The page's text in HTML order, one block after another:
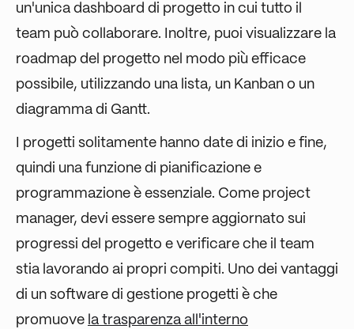
un'unica dashboard di progetto in cui tutto il
team può collaborare. Inoltre, puoi visualizzare la
roadmap del progetto nel modo più efficace
possibile, utilizzando una lista, un Kanban o un
diagramma di Gantt.
I progetti solitamente hanno date di inizio e fine,
quindi una funzione di pianificazione e
programmazione è essenziale. Come project
manager, devi essere sempre aggiornato sui
progressi del progetto e verificare che il team
stia lavorando ai propri compiti. Uno dei vantaggi
di un software di gestione progetti è che
promuove la trasparenza all'interno